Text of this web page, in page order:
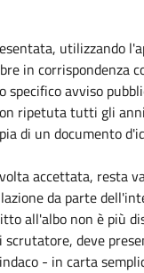
utilizzando
in corrispondenza
specifico avviso
ripetuta tutti gli
di un documento
accettata, resta
da parte
all'albo non è più
scrutatore, deve
- in carta